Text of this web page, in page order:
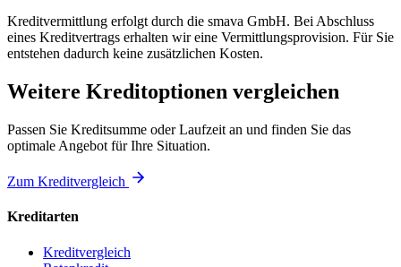
Kreditvermittlung erfolgt durch die smava GmbH. Bei Abschluss
eines Kreditvertrags erhalten wir eine Vermittlungsprovision. Für Sie
entstehen dadurch keine zusätzlichen Kosten.
Weitere Kreditoptionen vergleichen
Passen Sie Kreditsumme oder Laufzeit an und finden Sie das
optimale Angebot für Ihre Situation.
Zum Kreditvergleich
Kreditarten
Kreditvergleich